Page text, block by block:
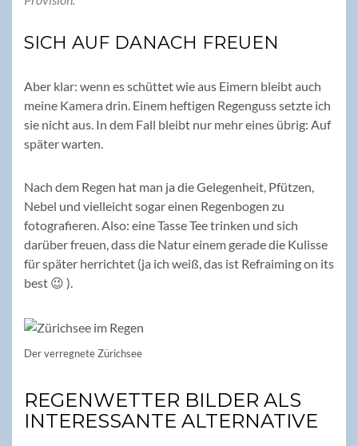
SICH AUF DANACH FREUEN
Aber klar: wenn es schüttet wie aus Eimern bleibt auch
meine Kamera drin. Einem heftigen Regenguss setzte ich
sie nicht aus. In dem Fall bleibt nur mehr eines übrig: Auf
später warten.
Nach dem Regen hat man ja die Gelegenheit, Pfützen,
Nebel und vielleicht sogar einen Regenbogen zu
fotografieren. Also: eine Tasse Tee trinken und sich
darüber freuen, dass die Natur einem gerade die Kulisse
für später herrichtet (ja ich weiß, das ist Refraiming on its
best 😉 ).
Der verregnete Zürichsee
REGENWETTER BILDER ALS
INTERESSANTE ALTERNATIVE